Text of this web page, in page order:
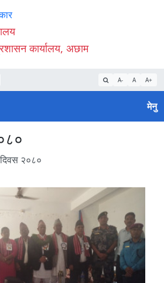
कार्यालय, अछाम
A- A A+
मेनु
२०८०